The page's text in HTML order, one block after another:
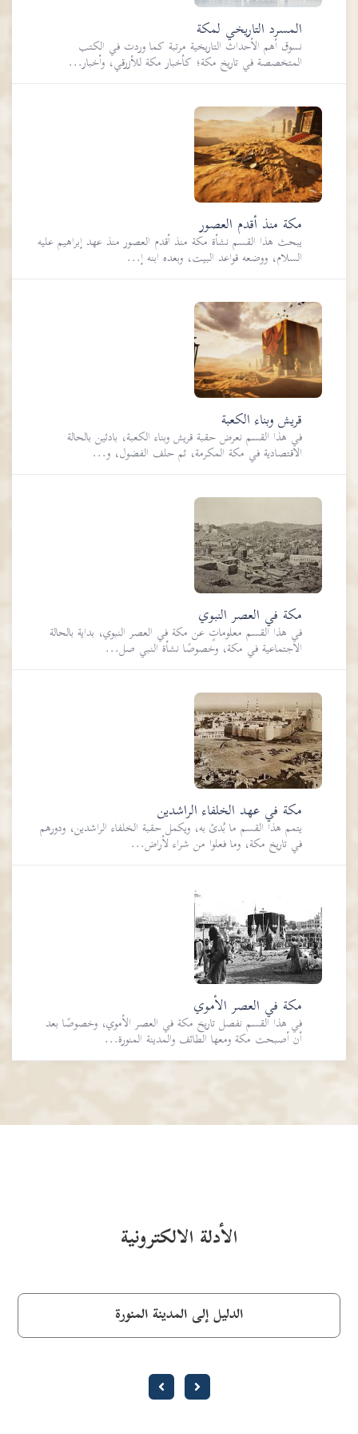
المسرد التاريخي لمكة
نسوق أهم الأحداث التاريخية مرتبة كما وردت في الكتب
المتخصصة في تاريخ مكة؛ كأخبار مكة للأزرقي، وأخبار...
مكة منذ أقدم العصور
يبحث هذا القسم نشأة مكة منذ أقدم العصور منذ عهد إبراهيم عليه
السلام، ووضعه قواعد البيت، وبعده ابنه إ...
قريش وبناء الكعبة
في هذا القسم نعرض حقبة قريش وبناء الكعبة، بادئين بالحالة
الاقتصادية في مكة المكرمة، ثم حلف الفضول، و...
مكة في العصر النبوي
في هذا القسم معلوماتٍ عن مكة في العصر النبوي، بداية بالحالة
الاجتماعية في مكة، وخصوصًا نشأة النبي صل...
مكة في عهد الخلفاء الراشدين
يتمم هذا القسم ما بُدئ به، ويكمل حقبة الخلفاء الراشدين، ودورهم
في تاريخ مكة، وما فعلوا من شراء لأراض...
مكة في العصر الأموي
في هذا القسم نفصل تاريخ مكة في العصر الأموي، وخصوصًا بعد
أن أصبحت مكة ومعها الطائف والمدينة المنورة...
الأدلة الالكترونية
الدليل إلى المدينة المنورة